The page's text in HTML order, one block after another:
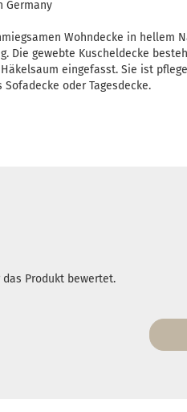
Germany
Wohndecke in hellem
Die gewebte Kuscheldecke
eingefasst. Sie ist
oder Tagesdecke.
Produkt bewertet.